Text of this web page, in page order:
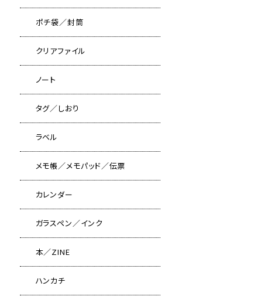
ポチ袋／封筒
クリアファイル
ノート
タグ／しおり
ラベル
メモ帳／メモパッド／伝票
カレンダー
ガラスペン／インク
本／ZINE
ハンカチ